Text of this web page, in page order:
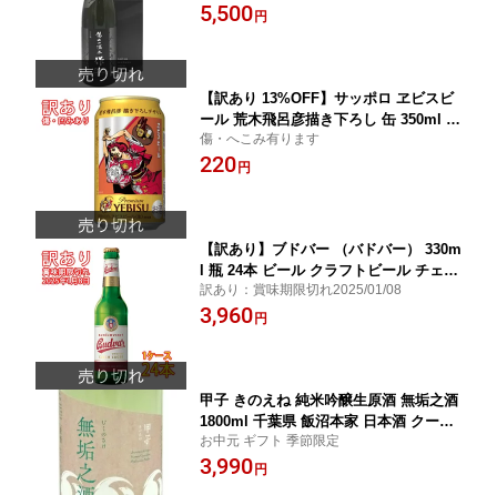
ニ受取対応商品 あす楽 お酒 お中元 プ
5,500 円
【訳あり 13%OFF】サッポロ ヱビスビ
ール 荒木飛呂彦描き下ろし 缶 350ml 1
本 サッポロ ビール エビス
傷・へこみ有ります
220 円
【訳あり】ブドバー （バドバー） 330m
l 瓶 24本 ビール クラフトビール チェコ
地ビール お酒
訳あり：賞味期限切れ2025/01/08
3,960 円
甲子 きのえね 純米吟醸生原酒 無垢之酒
1800ml 千葉県 飯沼本家 日本酒 クール
便 あす楽 お酒 お中元 プレゼント
お中元 ギフト 季節限定
3,990 円